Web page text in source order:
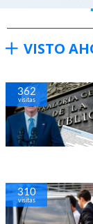
VISTO
362
visitas
310
visitas